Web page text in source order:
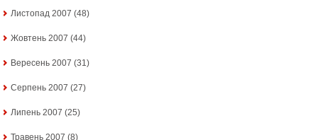
Листопад 2007 (48)
Жовтень 2007 (44)
Вересень 2007 (31)
Серпень 2007 (27)
Липень 2007 (25)
Травень 2007 (8)